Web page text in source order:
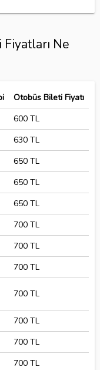
Ne
Otobüs Bileti Fiyatı
600 TL
630 TL
650 TL
650 TL
650 TL
700 TL
700 TL
700 TL
700 TL
700 TL
700 TL
700 TL